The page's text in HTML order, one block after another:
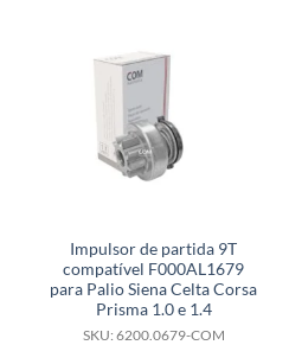
Impulsor de partida 9T
compatível F000AL1679
para Palio Siena Celta Corsa
Prisma 1.0 e 1.4
SKU: 6200.0679-COM